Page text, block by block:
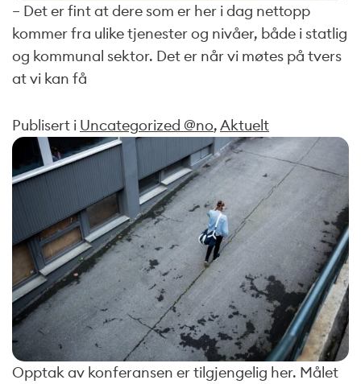
– Det er fint at dere som er her i dag nettopp
kommer fra ulike tjenester og nivåer, både i statlig
og kommunal sektor. Det er når vi møtes på tvers
at vi kan få
Publisert i Uncategorized @no,Aktuelt
Opptak av konferansen er tilgjengelig her. Målet